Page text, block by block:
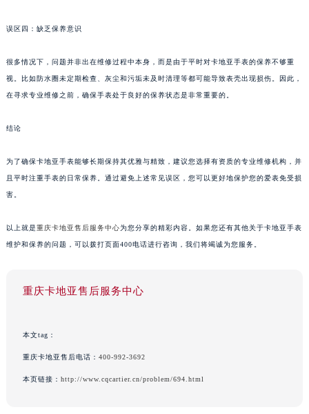
误区四：缺乏保养意识
很多情况下，问题并非出在维修过程中本身，而是由于平时对卡地亚手表的保养不够重
视。比如防水圈未定期检查、灰尘和污垢未及时清理等都可能导致表壳出现损伤。因此，
在寻求专业维修之前，确保手表处于良好的保养状态是非常重要的。
结论
为了确保卡地亚手表能够长期保持其优雅与精致，建议您选择有资质的专业维修机构，并
且平时注重手表的日常保养。通过避免上述常见误区，您可以更好地保护您的爱表免受损
害。
以上就是重庆卡地亚售后服务中心为您分享的精彩内容。如果您还有其他关于卡地亚手表
维护和保养的问题，可以拨打页面400电话进行咨询，我们将竭诚为您服务。
重庆卡地亚售后服务中心
本文tag：
重庆卡地亚售后电话： 400-992-3692
本页链接： http://www.cqcartier.cn/problem/694.html